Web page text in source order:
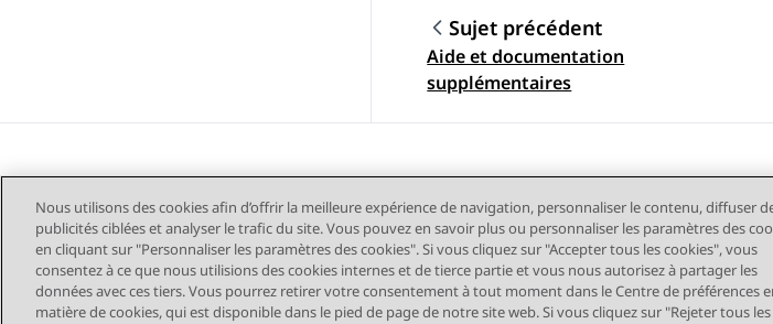
Navigation par sujet
Sujet précédent
Aide et documentation
supplémentaires
Plan du site Conditions d'utilisation Confidentialité
Nous utilisons des cookies afin d’offrir la meilleure expérience de navigation, personnaliser le contenu, diffuser
publicités ciblées et analyser le trafic du site. Vous pouvez en savoir plus ou personnaliser les paramètres des
en cliquant sur "Personnaliser les paramètres des cookies". Si vous cliquez sur "Accepter tous les cookies", vous
consentez à ce que nous utilisions des cookies internes et de tierce partie et vous nous autorisez à partager les
données avec ces tiers. Vous pourrez retirer votre consentement à tout moment dans le Centre de préférences
matière de cookies, qui est disponible dans le pied de page de notre site web. Si vous cliquez sur "Rejeter tous les